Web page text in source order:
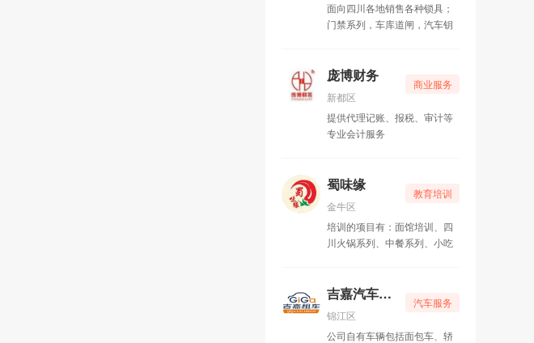
面向四川各地销售各种锁具；
门禁系列，车库道闸，汽车钥
和销售安装各类锁具及指纹锁
商业服务
庞博财务
新都区
提供代理记账、报税、审计等
专业会计服务
教育培训
蜀味缘
金牛区
培训的项目有：面馆培训、四
川火锅系列、中餐系列、小吃
味特色菜品。
汽车服务
吉嘉汽车租赁
锦江区
公司自有车辆包括面包车、轿